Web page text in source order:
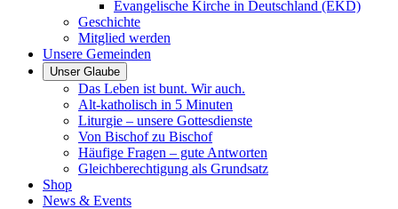
Evangelische Kirche in Deutschland (EKD)
Geschichte
Mitglied werden
Unsere Gemeinden
Unser Glaube
Das Leben ist bunt. Wir auch.
Alt-katholisch in 5 Minuten
Liturgie – unsere Gottesdienste
Von Bischof zu Bischof
Häufige Fragen – gute Antworten
Gleichberechtigung als Grundsatz
Shop
News & Events